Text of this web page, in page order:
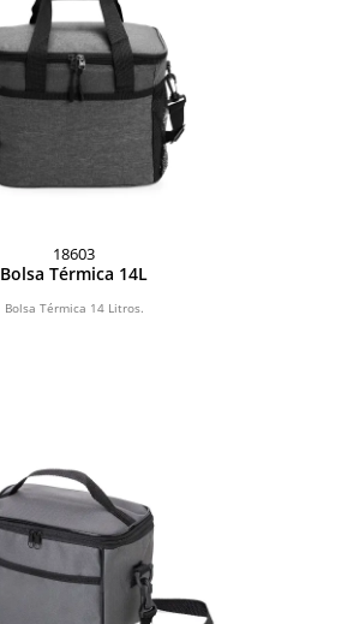
18603
Bolsa Térmica 14L
Bolsa Térmica 14 Litros.